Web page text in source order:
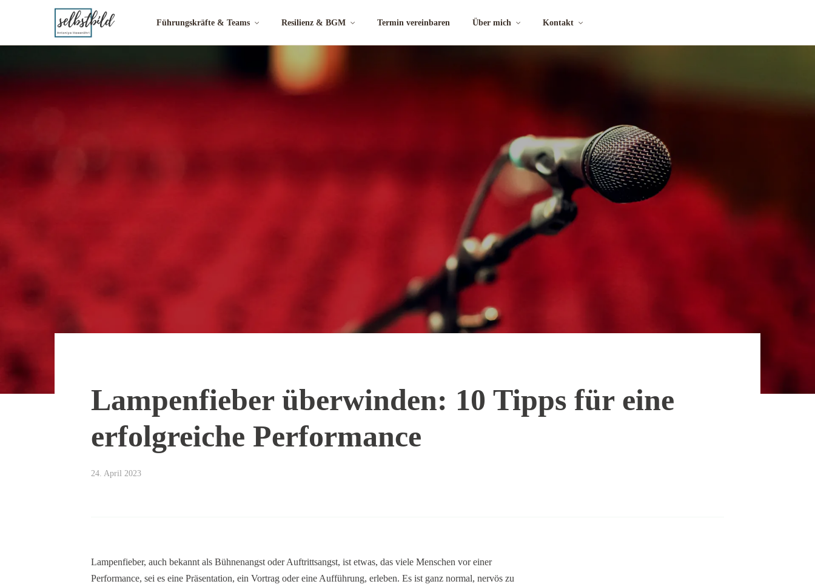
Führungskräfte & Teams Resilienz & BGM Termin vereinbaren Über mich Kontakt
Lampenfieber überwinden: 10 Tipps für eine
erfolgreiche Performance
24. April 2023
Lampenfieber, auch bekannt als Bühnenangst oder Auftrittsangst, ist etwas, das viele Menschen vor einer
Performance, sei es eine Präsentation, ein Vortrag oder eine Aufführung, erleben. Es ist ganz normal, nervös zu